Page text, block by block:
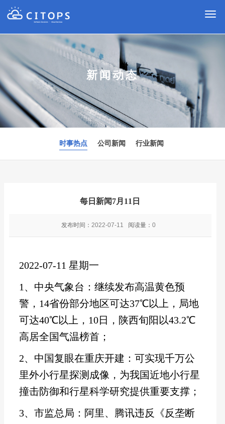
切
导
新闻动态
时事热点 公司新闻 行业新闻
每日新闻7月11日
发布时间： 2022-07-11 阅读量： 0
2022-07-11 星期一
1、中央气象台：继续发布高温黄色预
警，14省份部分地区可达37℃以上，局地
可达40℃以上，10日，陕西旬阳以43.2℃
高居全国气温榜首；
2、中国复眼在重庆开建：可实现千万公
里外小行星探测成像，为我国近地小行星
撞击防御和行星科学研究提供重要支撑；
3、市监总局：阿里、腾讯违反《反垄断